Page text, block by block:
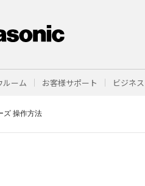
ルーム お客様サポート ビジネ
ズ 操作方法